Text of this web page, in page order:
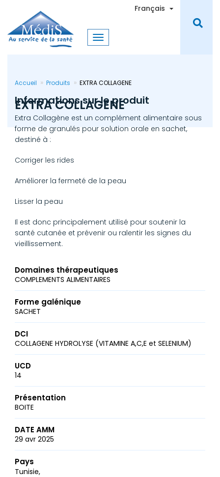
contenu
principal
Français Toggle
Accueil Produits EXTRA COLLAGENE
EXTRA COLLAGENE
Informations sur le produit
Extra Collagène est un complément alimentaire sous
forme de granulés pour solution orale en sachet,
destiné à :
Corriger les rides
Améliorer la fermeté de la peau
Lisser la peau
Il est donc principalement utilisé pour soutenir la
santé cutanée et prévenir ou ralentir les signes du
vieillissement.
Domaines thérapeutiques
COMPLEMENTS ALIMENTAIRES
Forme galénique
SACHET
DCI
COLLAGENE HYDROLYSE (VITAMINE A,C,E et SELENIUM)
UCD
14
Présentation
BOITE
DATE AMM
29 avr 2025
Pays
Tunisie